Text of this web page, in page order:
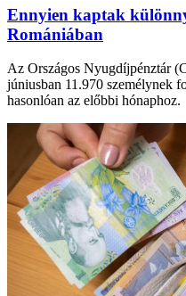
Ennyien kaptak
Romániában
Az Országos Nyugdíjpénztár
júniusban 11.970 személynek
hasonlóan az előbbi hónaphoz.